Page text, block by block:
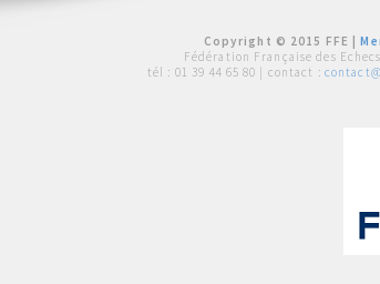
Copyright © 2015 FFE |
Fédération Française des
tél : 01 39 44 65 80 | contact :